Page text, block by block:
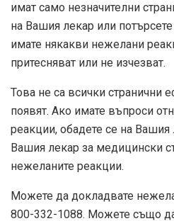
имат само незначителни
на Вашия лекар или
имате някакви нежелани
притесняват или не изчезват.
Това не са всички странични
появят. Ако имате въпроси
реакции, обадете се на Вашия
Вашия лекар за медицински
нежеланите реакции.
Можете да докладвате
800-332-1088. Можете също